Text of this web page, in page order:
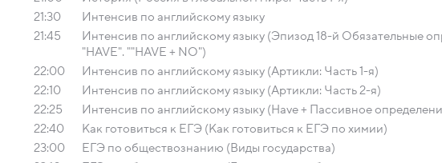
21:30
Интенсив по английскому языку
21:45
Интенсив по английскому языку (Эпизод 18-й Обязательные
"HAVE". ""HAVE + NO")
22:00
Интенсив по английскому языку (Артикли: Часть 1-я)
22:10
Интенсив по английскому языку (Артикли: Часть 2-я)
22:25
Интенсив по английскому языку (Have + Пассивное
22:40
Как готовиться к ЕГЭ (Как готовиться к ЕГЭ по химии)
23:00
ЕГЭ по обществознанию (Виды государства)